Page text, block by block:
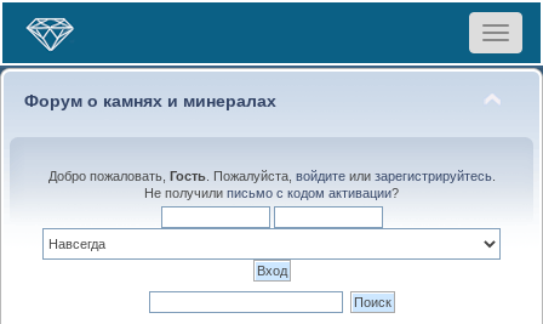
Toggle
Форум о камнях и минералах
Добро пожаловать, Гость. Пожалуйста, войдитеили зарегистрируйтесь.
Не получили письмо с кодом активации?